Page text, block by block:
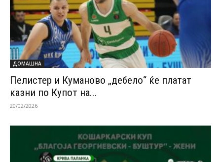
ДОМАШНА
Пелистер и Куманово „дебело“ ќе платат
казни по Купот на...
20/02/2026